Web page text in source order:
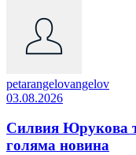
petarangelovangelov
03.08.2026
Силвия Юрукова
голяма новина